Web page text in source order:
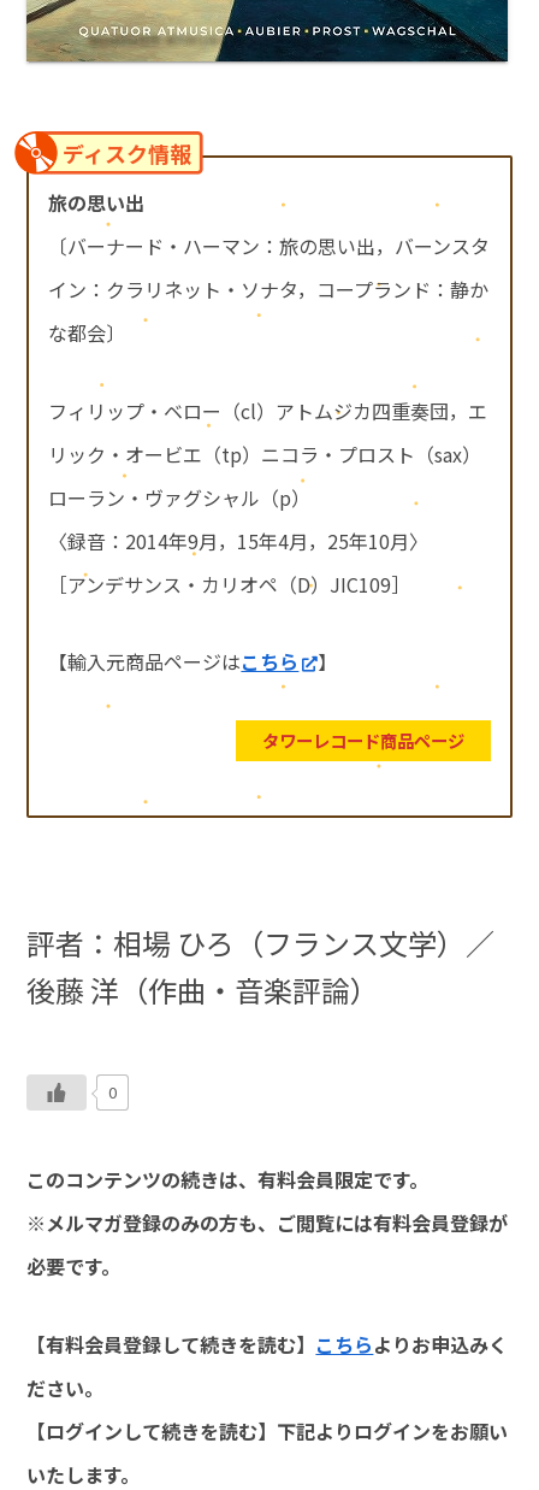
ディスク情報
旅の思い出
〔バーナード・ハーマン：旅の思い出，バーンスタ
イン：クラリネット・ソナタ，コープランド：静か
な都会〕
フィリップ・ベロー（cl）アトムジカ四重奏団，エ
リック・オービエ（tp）ニコラ・プロスト（sax）
ローラン・ヴァグシャル（p）
〈録音：2014年9月，15年4月，25年10月〉
［アンデサンス・カリオペ（D）JIC109］
【輸入元商品ページはこちら 】
タワーレコード商品ページ
評者：相場 ひろ（フランス文学）／
後藤 洋（作曲・音楽評論）
0
このコンテンツの続きは、有料会員限定です。
※メルマガ登録のみの方も、ご閲覧には有料会員登録が
必要です。
【有料会員登録して続きを読む】 こちらよりお申込みく
ださい。
【ログインして続きを読む】下記よりログインをお願い
いたします。